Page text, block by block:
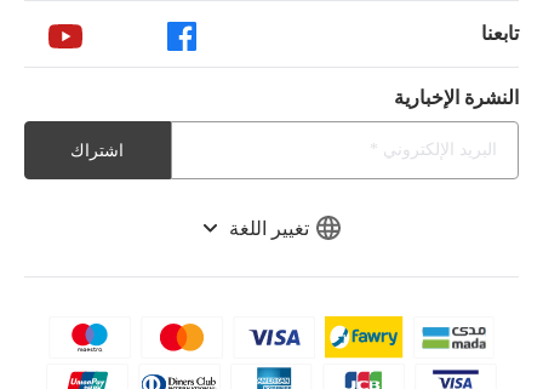
تغيير اللغة
تابعنا
النشرة الإخبارية
اشتراك